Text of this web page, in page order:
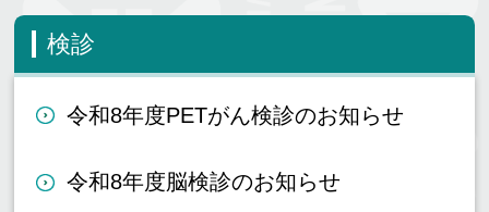
検診
令和8年度PETがん検診のお知らせ
令和8年度脳検診のお知らせ